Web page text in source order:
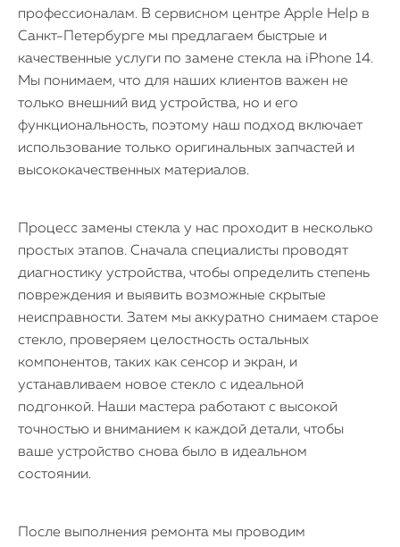
iMac
Mac Mini
О нас
Контакты
профессионалам. В сервисном центре Apple Help в
Санкт-Петербурге мы предлагаем быстрые и
качественные услуги по замене стекла на iPhone 14.
Мы понимаем, что для наших клиентов важен не
только внешний вид устройства, но и его
функциональность, поэтому наш подход включает
использование только оригинальных запчастей и
высококачественных материалов.
Процесс замены стекла у нас проходит в несколько
простых этапов. Сначала специалисты проводят
диагностику устройства, чтобы определить степень
повреждения и выявить возможные скрытые
неисправности. Затем мы аккуратно снимаем старое
стекло, проверяем целостность остальных
компонентов, таких как сенсор и экран, и
устанавливаем новое стекло с идеальной
подгонкой. Наши мастера работают с высокой
точностью и вниманием к каждой детали, чтобы
ваше устройство снова было в идеальном
состоянии.
После выполнения ремонта мы проводим